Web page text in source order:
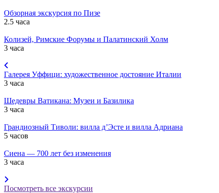
Обзорная экскурсия по Пизе
2.5 часа
Колизей, Римские Форумы и Палатинский Холм
3 часа
Галерея Уффици: художественное достояние Италии
3 часа
Шедевры Ватикана: Музеи и Базилика
3 часа
Грандиозный Тиволи: вилла д’Эсте и вилла Адриана
5 часов
Сиена — 700 лет без изменения
3 часа
Посмотреть все экскурсии